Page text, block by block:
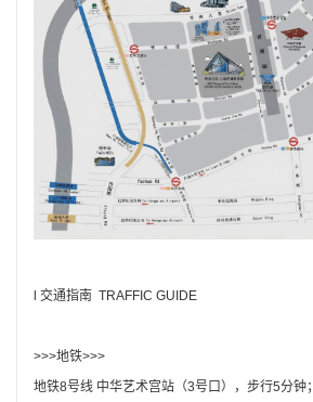
l 交通指南 TRAFFIC GUIDE
>>>地铁>>>
地铁8号线 中华艺术宫站（3号口），步行5分钟；